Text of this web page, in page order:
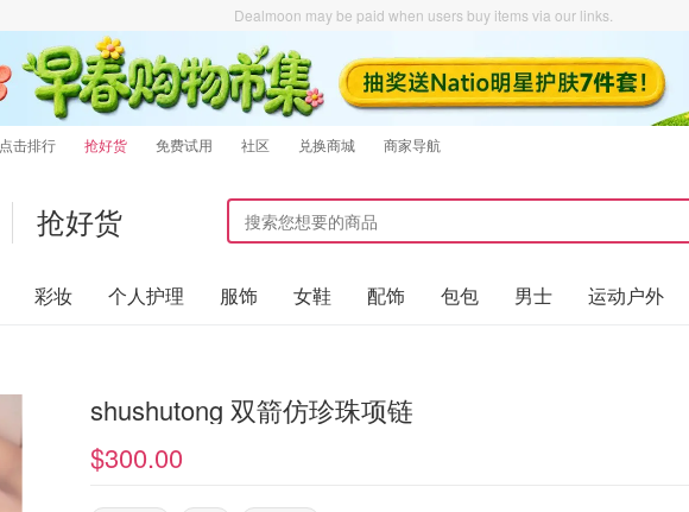
Dealmoon may be paid when users buy items via our links.
点击排行 抢好货 免费试用 社区 兑换商城 商家导航
抢好货
彩妆 个人护理 服饰 女鞋 配饰 包包 男士 运动户外
shushutong 双箭仿珍珠项链
$300.00